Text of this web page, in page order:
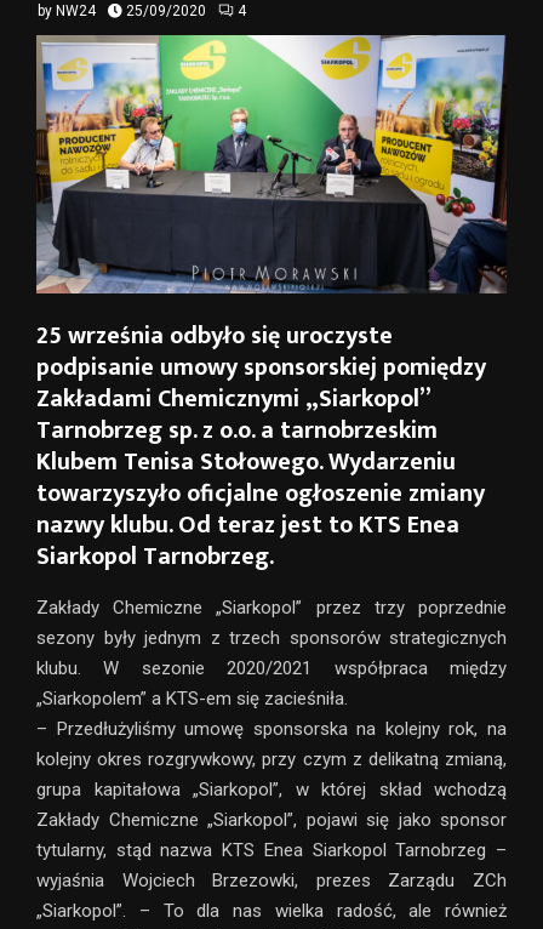
by NW24 25/09/2020 4
25 września odbyło się uroczyste
podpisanie umowy sponsorskiej pomiędzy
Zakładami Chemicznymi „Siarkopol”
Tarnobrzeg sp. z o.o. a tarnobrzeskim
Klubem Tenisa Stołowego. Wydarzeniu
towarzyszyło oficjalne ogłoszenie zmiany
nazwy klubu. Od teraz jest to KTS Enea
Siarkopol Tarnobrzeg.
Zakłady Chemiczne „Siarkopol” przez trzy poprzednie
sezony były jednym z trzech sponsorów strategicznych
klubu. W sezonie 2020/2021 współpraca między
„Siarkopolem” a KTS-em się zacieśniła.
– Przedłużyliśmy umowę sponsorska na kolejny rok, na
kolejny okres rozgrywkowy, przy czym z delikatną zmianą,
grupa kapitałowa „Siarkopol”, w której skład wchodzą
Zakłady Chemiczne „Siarkopol”, pojawi się jako sponsor
tytularny, stąd nazwa KTS Enea Siarkopol Tarnobrzeg –
wyjaśnia Wojciech Brzezowki, prezes Zarządu ZCh
„Siarkopol”. – To dla nas wielka radość, ale również